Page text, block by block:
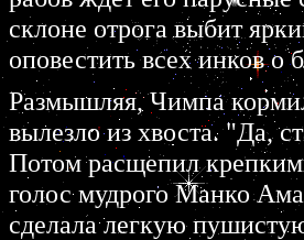
склоне отрога выбит
оповестить всех инков о
Размышляя, Чимпа
вылезло из хвоста. "Да,
Потом расщепил
голос мудрого Манко
сделала легкую